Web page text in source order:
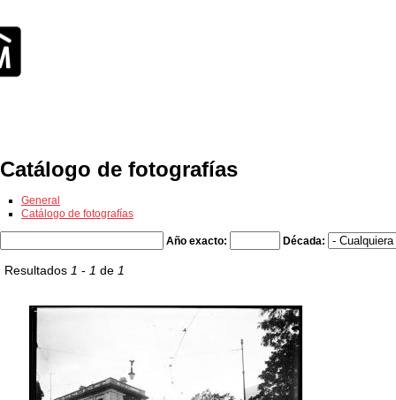
Catálogo de fotografías
General
Catálogo de fotografías
Año exacto: Década:
Resultados 1 - 1 de 1